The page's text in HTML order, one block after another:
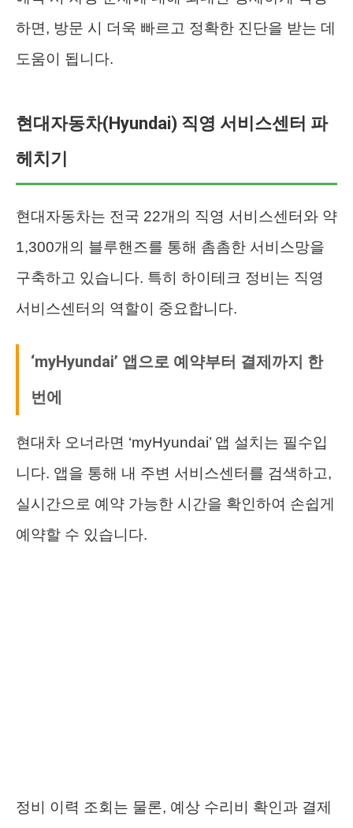
하면, 방문 시 더욱 빠르고 정확한 진단을 받는 데
도움이 됩니다.
현대자동차(Hyundai) 직영 서비스센터 파
헤치기
현대자동차는 전국 22개의 직영 서비스센터와 약
1,300개의 블루핸즈를 통해 촘촘한 서비스망을
구축하고 있습니다. 특히 하이테크 정비는 직영
서비스센터의 역할이 중요합니다.
‘myHyundai’ 앱으로 예약부터 결제까지 한
번에
현대차 오너라면 ‘myHyundai’ 앱 설치는 필수입
니다. 앱을 통해 내 주변 서비스센터를 검색하고,
실시간으로 예약 가능한 시간을 확인하여 손쉽게
예약할 수 있습니다.
정비 이력 조회는 물론, 예상 수리비 확인과 결제